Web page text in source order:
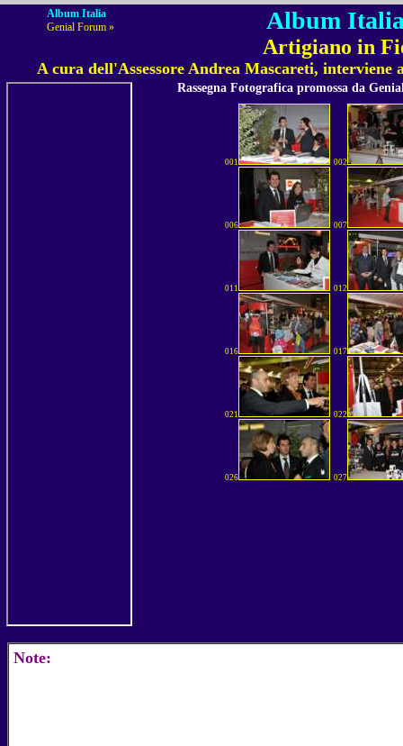
Album Italia
Genial Forum »
Album
Artigiano in
A cura dell'Assessore Andrea Mascareti,
Rassegna Fotografica promossa da
001 002
006 007
011 012
016 017
021 022
026 027
Note: